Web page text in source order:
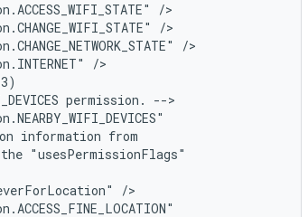
/>
/>
/>
/>
permission.
-->
information
the
/>